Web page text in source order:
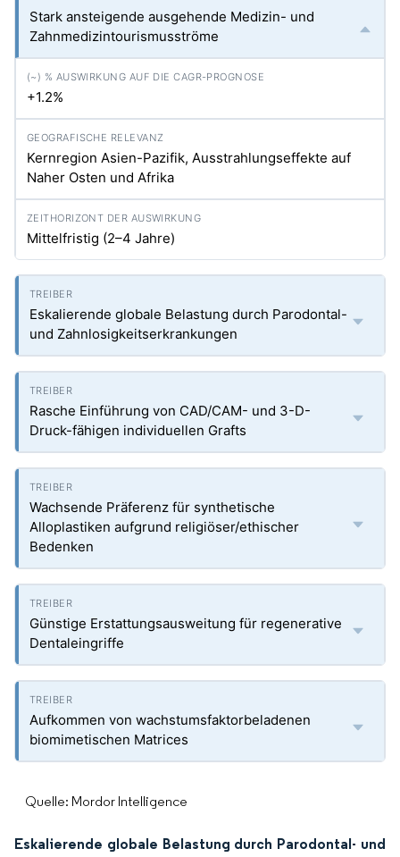
Stark ansteigende ausgehende Medizin- und
Zahnmedizintourismusströme
+1.2%
Kernregion Asien-Pazifik, Ausstrahlungseffekte auf
Naher Osten und Afrika
Mittelfristig (2–4 Jahre)
Eskalierende globale Belastung durch Parodontal-
und Zahnlosigkeitserkrankungen
Rasche Einführung von CAD/CAM- und 3-D-
Druck-fähigen individuellen Grafts
Wachsende Präferenz für synthetische
Alloplastiken aufgrund religiöser/ethischer
Bedenken
Günstige Erstattungsausweitung für regenerative
Dentaleingriffe
Aufkommen von wachstumsfaktorbeladenen
biomimetischen Matrices
Quelle: Mordor Intelligence
Eskalierende globale Belastung durch Parodontal- und